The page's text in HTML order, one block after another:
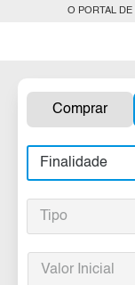
O PORTAL DE
Comprar
Finalidade
Tipo
Valor Inicial